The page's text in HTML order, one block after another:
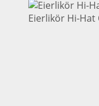
Eierlikör Hi-